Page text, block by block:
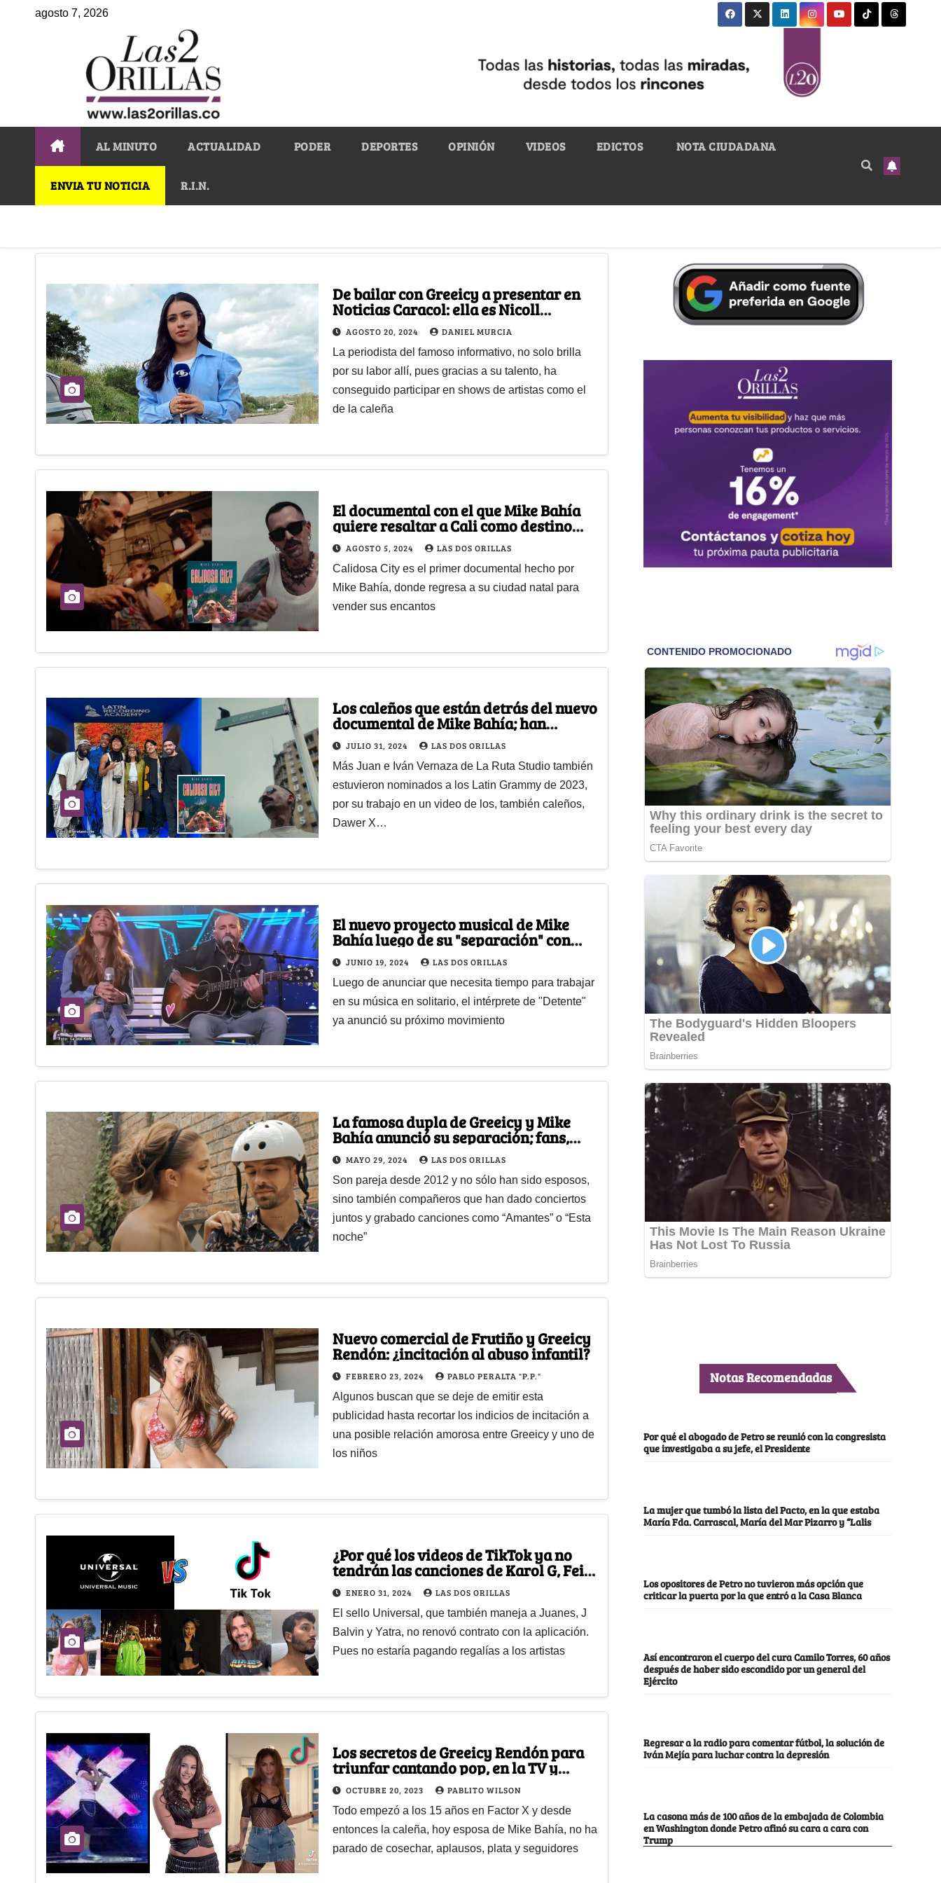
agosto 7, 2026
AL MINUTO ACTUALIDAD PODER DEPORTES OPINIÓN VIDEOS EDICTOS NOTA CIUDADANA
ENVIA TU NOTICIA R.I.N.
De bailar con Greeicy a presentar en
Noticias Caracol: ella es Nicoll
Buitrago
AGOSTO 20, 2024 DANIEL MURCIA
La periodista del famoso informativo, no solo brilla
por su labor allí, pues gracias a su talento, ha
conseguido participar en shows de artistas como el
de la caleña
El documental con el que Mike Bahía
quiere resaltar a Cali como destino
turístico
AGOSTO 5, 2024 LAS DOS ORILLAS
Calidosa City es el primer documental hecho por
Mike Bahía, donde regresa a su ciudad natal para
vender sus encantos
Los caleños que están detrás del nuevo
documental de Mike Bahía; han
trabajado con BMW, Trident y más
JULIO 31, 2024 LAS DOS ORILLAS
Más Juan e Iván Vernaza de La Ruta Studio también
estuvieron nominados a los Latin Grammy de 2023,
por su trabajo en un video de los, también caleños,
Dawer X…
El nuevo proyecto musical de Mike
Bahía luego de su "separación" con
Greeicy
JUNIO 19, 2024 LAS DOS ORILLAS
Luego de anunciar que necesita tiempo para trabajar
en su música en solitario, el intérprete de "Detente"
ya anunció su próximo movimiento
La famosa dupla de Greeicy y Mike
Bahía anunció su separación; fans,
sorprendidos
MAYO 29, 2024 LAS DOS ORILLAS
Son pareja desde 2012 y no sólo han sido esposos,
sino también compañeros que han dado conciertos
juntos y grabado canciones como “Amantes” o “Esta
noche”
Nuevo comercial de Frutiño y Greeicy
Rendón: ¿incitación al abuso infantil?
FEBRERO 23, 2024 PABLO PERALTA "P.P."
Algunos buscan que se deje de emitir esta
publicidad hasta recortar los indicios de incitación a
una posible relación amorosa entre Greeicy y uno de
los niños
¿Por qué los videos de TikTok ya no
tendrán las canciones de Karol G, Feid
y Greeicy?
ENERO 31, 2024 LAS DOS ORILLAS
El sello Universal, que también maneja a Juanes, J
Balvin y Yatra, no renovó contrato con la aplicación.
Pues no estaría pagando regalías a los artistas
Los secretos de Greeicy Rendón para
triunfar cantando pop, en la TV y
como influencer
OCTUBRE 20, 2023 PABLITO WILSON
Todo empezó a los 15 años en Factor X y desde
entonces la caleña, hoy esposa de Mike Bahía, no ha
parado de cosechar, aplausos, plata y seguidores
Notas Recomendadas
Por qué el abogado de Petro se reunió con la congresista
que investigaba a su jefe, el Presidente
La mujer que tumbó la lista del Pacto, en la que estaba
María Fda. Carrascal, María del Mar Pizarro y “Lalis
Los opositores de Petro no tuvieron más opción que
criticar la puerta por la que entró a la Casa Blanca
Así encontraron el cuerpo del cura Camilo Torres, 60 años
después de haber sido escondido por un general del
Ejército
Regresar a la radio para comentar fútbol, la solución de
Iván Mejía para luchar contra la depresión
La casona más de 100 años de la embajada de Colombia
en Washington donde Petro afinó su cara a cara con
Trump